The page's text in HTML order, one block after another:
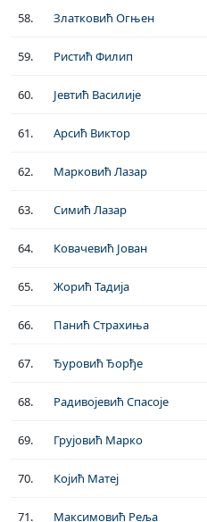
58. Златковић Огњен
59. Ристић Филип
60. Јевтић Василије
61. Арсић Виктор
62. Марковић Лазар
63. Симић Лазар
64. Ковачевић Јован
65. Жорић Тадија
66. Панић Страхиња
67. Ђуровић Ђорђе
68. Радивојевић Спасоје
69. Грујовић Марко
70. Којић Матеј
71. Максимовић Реља